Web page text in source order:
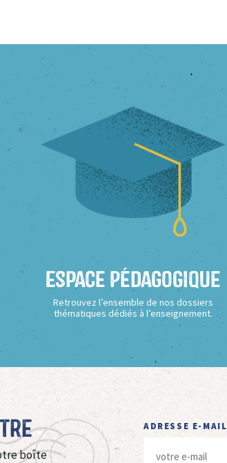
Espace Pédagogique
Retrouvez l’ensemble de nos dossiers
thématiques dédiés à l’enseignement.
boîte
ADRESSE E-MAIL